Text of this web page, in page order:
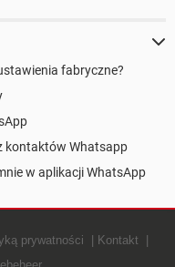
fabryczne?
kontaktów Whatsapp
w aplikacji WhatsApp
prywatności
Kontakt